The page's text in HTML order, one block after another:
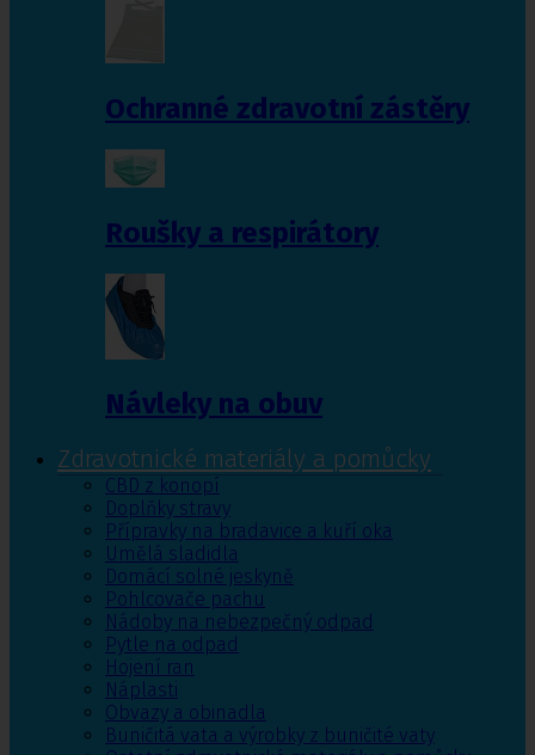
Ochranné zdravotní zástěry
Roušky a respirátory
Návleky na obuv
Zdravotnické materiály a pomůcky
CBD z konopí
Doplňky stravy
Přípravky na bradavice a kuří oka
Umělá sladidla
Domácí solné jeskyně
Pohlcovače pachu
Nádoby na nebezpečný odpad
Pytle na odpad
Hojení ran
Náplasti
Obvazy a obinadla
Buničitá vata a výrobky z buničité vaty